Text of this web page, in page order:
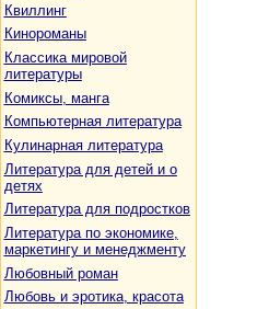
Квиллинг
Кинороманы
Классика мировой
литературы
Комиксы, манга
Компьютерная литература
Кулинарная литература
Литература для детей и о
детях
Литература для подростков
Литература по экономике,
маркетингу и менеджменту
Любовный роман
Любовь и эротика, красота